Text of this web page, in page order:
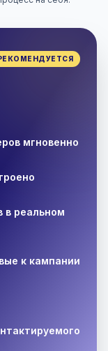
мгновенно
в реальном
к кампании